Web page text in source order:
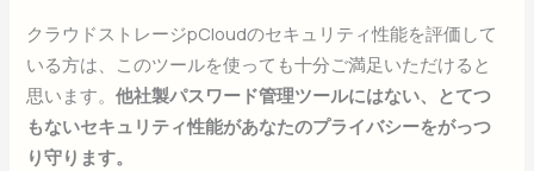
クラウドストレージpCloudのセキュリティ性能を評価して
いる方は、このツールを使っても十分ご満足いただけると
思います。他社製パスワード管理ツールにはない、とてつ
もないセキュリティ性能があなたのプライバシーをがっつ
り守ります。